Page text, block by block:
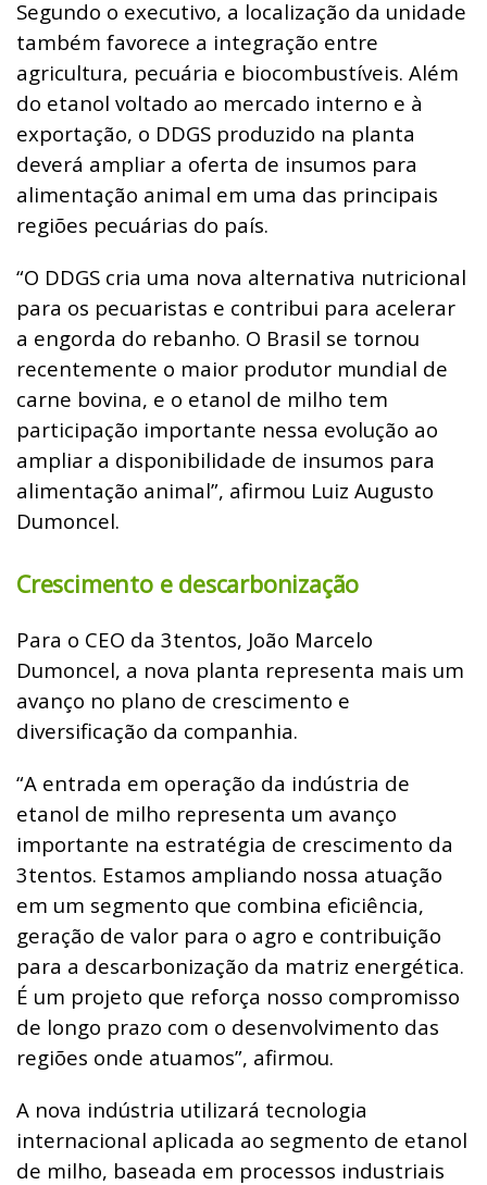
Segundo o executivo, a localização da unidade
também favorece a integração entre
agricultura, pecuária e biocombustíveis. Além
do etanol voltado ao mercado interno e à
exportação, o DDGS produzido na planta
deverá ampliar a oferta de insumos para
alimentação animal em uma das principais
regiões pecuárias do país.
“O DDGS cria uma nova alternativa nutricional
para os pecuaristas e contribui para acelerar
a engorda do rebanho. O Brasil se tornou
recentemente o maior produtor mundial de
carne bovina, e o etanol de milho tem
participação importante nessa evolução ao
ampliar a disponibilidade de insumos para
alimentação animal”, afirmou Luiz Augusto
Dumoncel.
Crescimento e descarbonização
Para o CEO da 3tentos, João Marcelo
Dumoncel, a nova planta representa mais um
avanço no plano de crescimento e
diversificação da companhia.
“A entrada em operação da indústria de
etanol de milho representa um avanço
importante na estratégia de crescimento da
3tentos. Estamos ampliando nossa atuação
em um segmento que combina eficiência,
geração de valor para o agro e contribuição
para a descarbonização da matriz energética.
É um projeto que reforça nosso compromisso
de longo prazo com o desenvolvimento das
regiões onde atuamos”, afirmou.
A nova indústria utilizará tecnologia
internacional aplicada ao segmento de etanol
de milho, baseada em processos industriais